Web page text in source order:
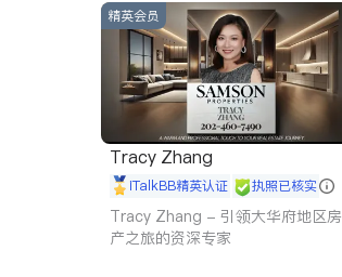
商标注册
索赔 律师-其它 保释
精英会员
Tracy Zhang
iTalkBB精英认证 执照已核实
Tracy Zhang - 引领大华府地区房
产之旅的资深专家